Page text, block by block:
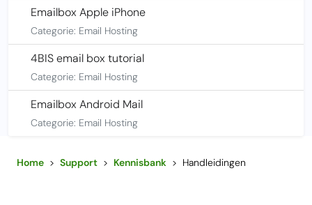
Emailbox Apple iPhone
Categorie: Email Hosting
4BIS email box tutorial
Categorie: Email Hosting
Emailbox Android Mail
Categorie: Email Hosting
Home > Support > Kennisbank > Handleidingen